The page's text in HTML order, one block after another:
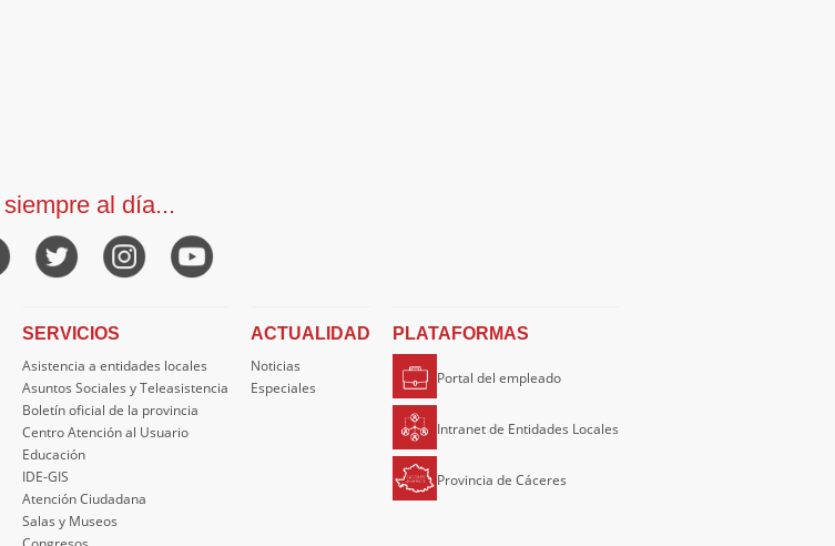
siempre al día...
SERVICIOS
Asistencia a entidades locales
Asuntos Sociales y Teleasistencia
Boletín oficial de la provincia
Centro Atención al Usuario
Educación
IDE-GIS
Atención Ciudadana
Salas y Museos
ACTUALIDAD
Noticias
Especiales
PLATAFORMAS
Portal del empleado
Intranet de Entidades Locales
Provincia de Cáceres